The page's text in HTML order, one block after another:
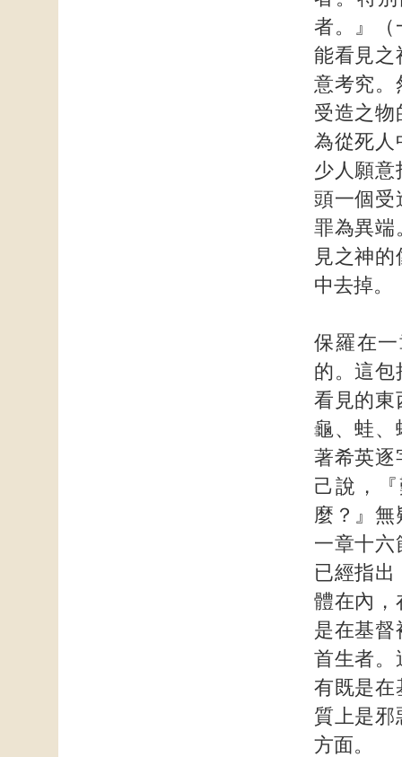
者。』（
能看見之
意考究。
受造之物
為從死人
少人願意
頭一個受
罪為異端
見之神
中去掉。
保羅在
的。這包
看見的東
龜、蛙、
著希英逐
己說，
麼？』無
一章十六
已經指
體在內，
是在基督
首生者。
有既是在
質上是邪
方面。